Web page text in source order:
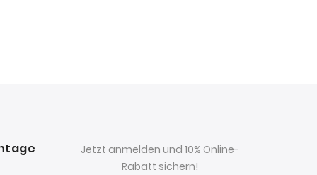
Jetzt anmelden und 10% Online-
Rabatt sichern!